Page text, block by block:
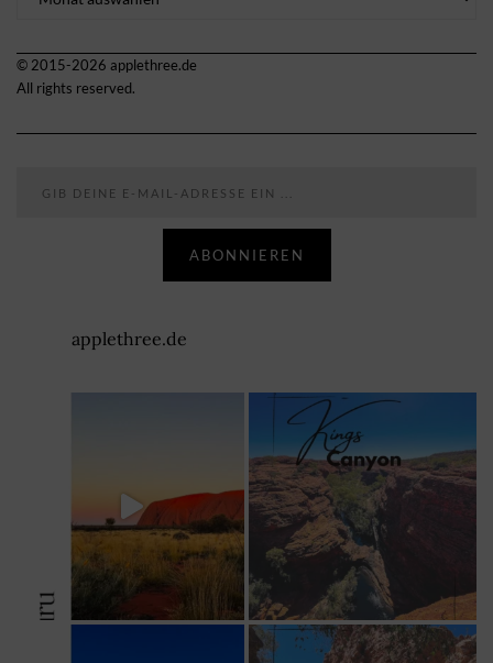
© 2015-2026 applethree.de
All rights reserved.
ABONNIEREN
applethree.de